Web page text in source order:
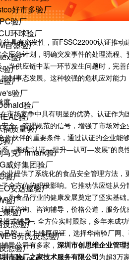
好市多验厂
验厂
环球验厂
百盛验厂
验厂
验厂
验厂
验厂
验厂
验厂
福质量验厂
验厂
马克Primark验厂
威好集团验厂
验厂
安达屋验厂
验厂
康验厂
反恐验厂
劳氏反恐验厂
恐验厂
有突发性，而FSSC22000认证推动
应急计划，明确突发事件的处理流程
当供应链中某一环节发生问题时，完
制事态发展。这种较强的危机应对能
度
场竞争中具有明显的优势。认证作为
全、管理规范的信号，增强了市场对
作伙伴的重要条件，通过认证的企业能
，形成“认证—提升—认可—发展”的良
提供了系统化的食品安全管理方法，
全方位的积极影响。它推动供应链从
为食品行业的健康发展奠定了坚实基础。
证咨询、咨询辅导，价格公道，服务
姆式辅导，全方位实时跟踪，多年来成
牌。实力雄厚保证，选择华南验厂网、
导公司有多家， 深圳市创思维企业管
市验厂之家技术服务有限公司为超3万